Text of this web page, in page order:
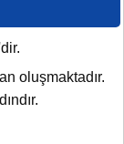
oluşmaktadır.